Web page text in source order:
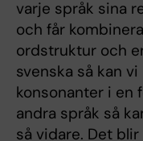
varje språk sina
och får
ordstruktur och
svenska så kan
konsonanter i en
andra språk så
så vidare. Det